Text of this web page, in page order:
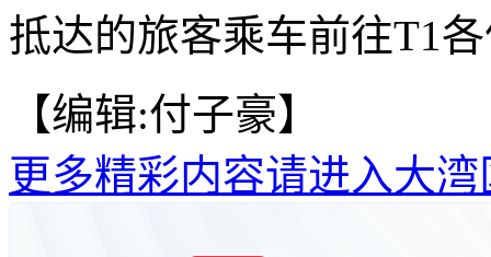
抵达的旅客乘车前往T1
【编辑:付子豪】
更多精彩内容请进入大湾